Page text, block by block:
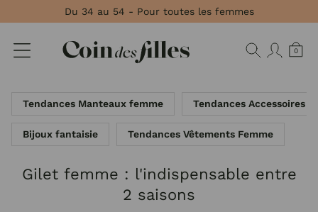
Du 34 au 54 - Pour toutes les femmes
0
Tendances Manteaux femme Tendances Accessoires
Bijoux fantaisie Tendances Vêtements Femme
Gilet femme : l'indispensable entre
2 saisons
Panneau de gestion des cookies